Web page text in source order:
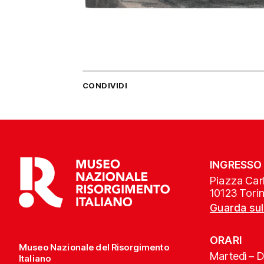
CONDIVIDI
Museo Nazionale del Risorgimento
Italiano
INGRESSO
Piazza
10123
Guarda
ORARI
Martedì –